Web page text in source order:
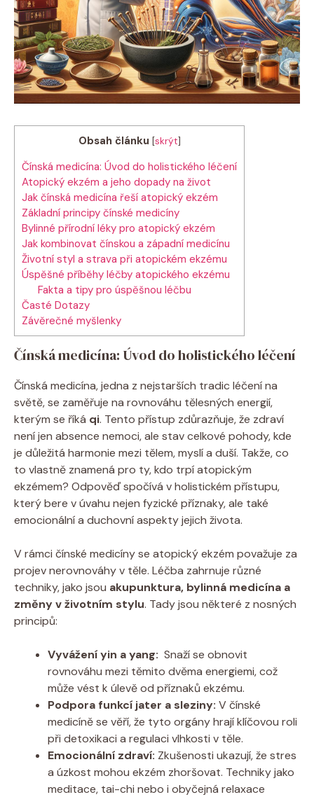
Obsah článku [skrýt]
Čínská medicína: Úvod do holistického léčení
Atopický ‍ekzém a jeho ​dopady‌ na život
Jak‍ čínská medicína‌ řeší atopický ekzém
Základní principy čínské ⁢medicíny
Bylinné ⁢přírodní léky‍ pro atopický ekzém
Jak⁢ kombinovat čínskou⁤ a západní⁢ medicínu
Životní styl a ⁣strava při atopickém ekzému
Úspěšné‌ příběhy ⁣léčby ‍atopického‌ ekzému
Fakta ​a​ tipy pro úspěšnou léčbu
Časté Dotazy
Závěrečné myšlenky
Čínská medicína: Úvod do holistického léčení
Čínská⁢ medicína, ⁤jedna z ‌nejstarších tradic léčení ‌na
světě, se zaměřuje na rovnováhu tělesných energií,
kterým ‌se říká qi. Tento přístup zdůrazňuje, že zdraví
není jen absence nemoci, ale ⁤stav⁤ celkové pohody, kde
⁣je důležitá ‌harmonie mezi tělem, myslí a duší. Takže, ⁣co
to vlastně znamená pro ty, kdo ‍trpí atopickým
‍ekzémem? ⁣Odpověď spočívá v holistickém ​přístupu,
který bere v‌ úvahu nejen fyzické příznaky, ale také​
emocionální a duchovní aspekty jejich života.
V ⁣rámci čínské medicíny⁢ se atopický ekzém ​považuje za‍
projev⁢ nerovnováhy v těle. Léčba zahrnuje různé⁢
techniky, jako jsou⁣ akupunktura, bylinná⁤ medicína a
změny v životním stylu. Tady ⁤jsou některé z nosných
principů:
Vyvážení yin‍ a yang: ⁢ Snaží se obnovit
rovnováhu mezi těmito dvěma‍ energiemi, což
může vést k úlevě od⁣ příznaků​ ekzému.
Podpora‍ funkcí ⁣jater a sleziny: V čínské
medicíně se‍ věří, že tyto​ orgány hrají klíčovou roli‌
při detoxikaci⁣ a ⁤regulaci vlhkosti v těle.
Emocionální zdraví: Zkušenosti ukazují, že stres
a úzkost mohou ekzém zhoršovat. Techniky jako
meditace, tai-chi nebo⁢ i obyčejná relaxace⁤